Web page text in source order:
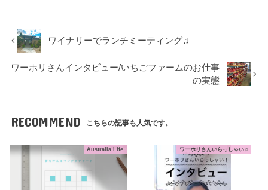
ワイナリーでランチミーティング♫
ワーホリさんインタビュー/いちごファームのお仕事
の実態
RECOMMEND こちらの記事も人気です。
Australia Life ワーホリさんいらっしゃい♫